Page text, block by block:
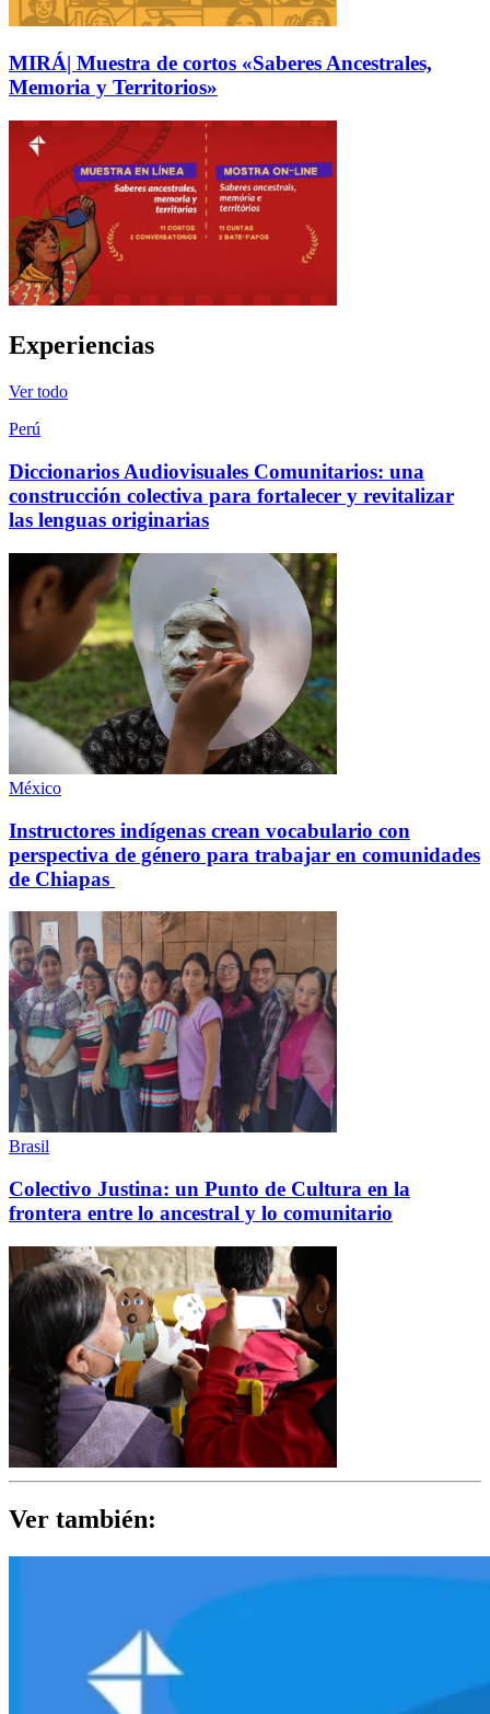
MIRÁ| Muestra de cortos «Saberes Ancestrales,
Memoria y Territorios»
Experiencias
Ver todo
Perú
Diccionarios Audiovisuales Comunitarios: una
construcción colectiva para fortalecer y revitalizar
las lenguas originarias
México
Instructores indígenas crean vocabulario con
perspectiva de género para trabajar en comunidades
de Chiapas
Brasil
Colectivo Justina: un Punto de Cultura en la
frontera entre lo ancestral y lo comunitario
Ver también: